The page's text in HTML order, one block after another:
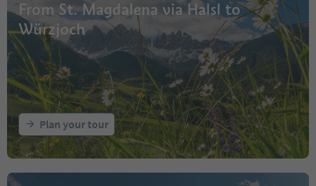
From St. Magdalena via Halsl to
Würzjoch
Plan your tour